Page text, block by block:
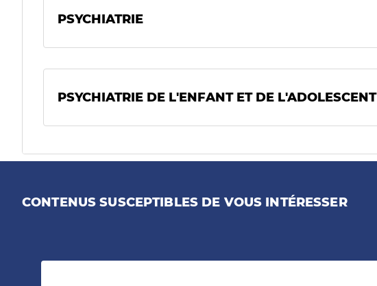
PSYCHIATRIE
PSYCHIATRIE DE L'ENFANT ET DE L'ADOLESCENT
CONTENUS SUSCEPTIBLES DE VOUS INTÉRESSER